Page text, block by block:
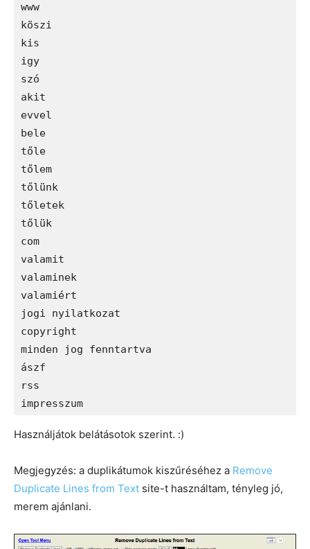
www
köszi
kis
igy
szó
akit
evvel
bele
tőle
tőlem
tőlünk
tőletek
tőlük
com
valamit
valaminek
valamiért
jogi nyilatkozat
copyright
minden jog fenntartva
ászf
rss
impresszum
Használjátok belátásotok szerint. :)
Megjegyzés: a duplikátumok kiszűréséhez a Remove
Duplicate Lines from Text site-t használtam, tényleg jó,
merem ajánlani.